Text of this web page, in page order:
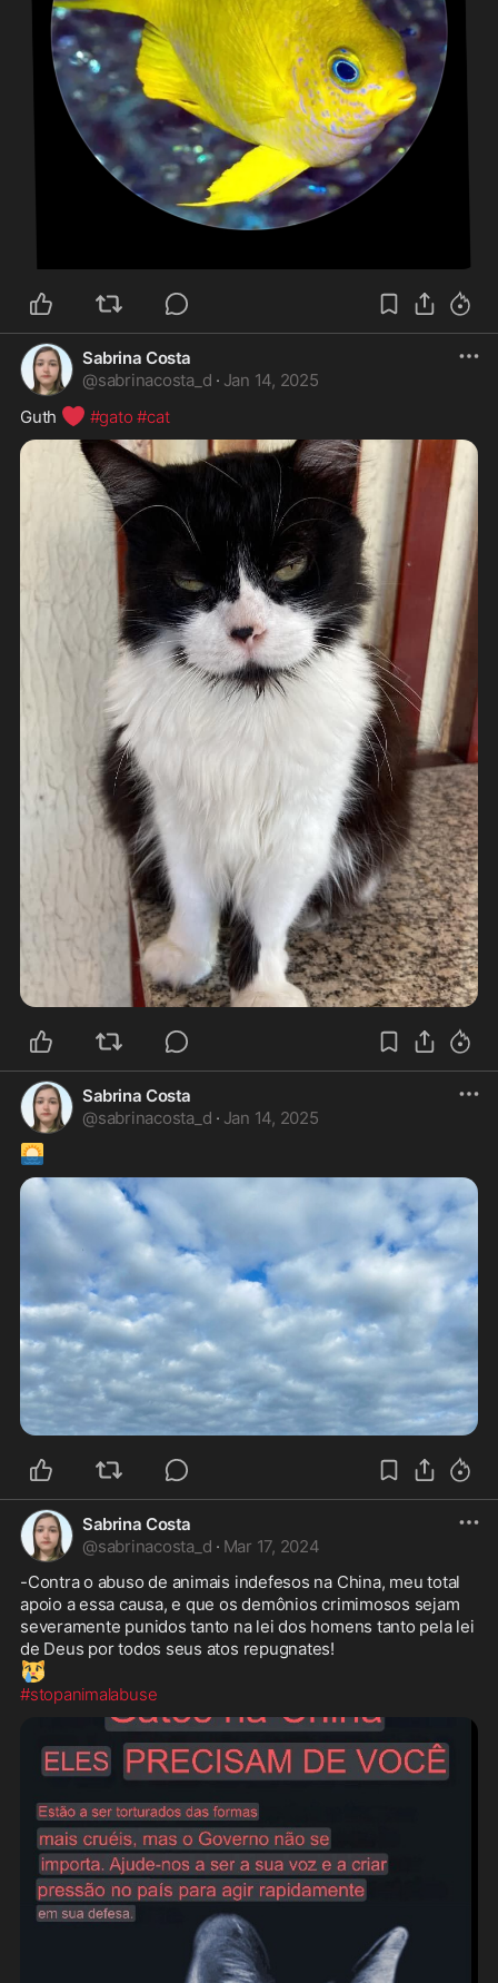
Sabrina Costa
@sabrinacosta_d · Jan 14, 2025
Guth ❤️ #gato #cat
Sabrina Costa
@sabrinacosta_d · Jan 14, 2025
🌅
Sabrina Costa
@sabrinacosta_d · Mar 17, 2024
-Contra o abuso de animais indefesos na China, meu total
apoio a essa causa, e que os demônios crimimosos sejam
severamente punidos tanto na lei dos homens tanto pela lei
😿
#stopanimalabuse